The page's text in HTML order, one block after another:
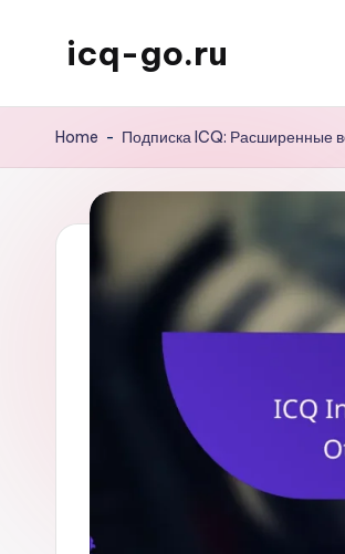
icq-go.ru
Home - Подписка ICQ: Расширенные